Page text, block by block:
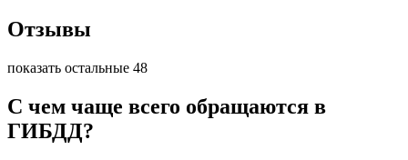
Отзывы
показать остальные 48
С чем чаще всего обращаются в
ГИБДД?